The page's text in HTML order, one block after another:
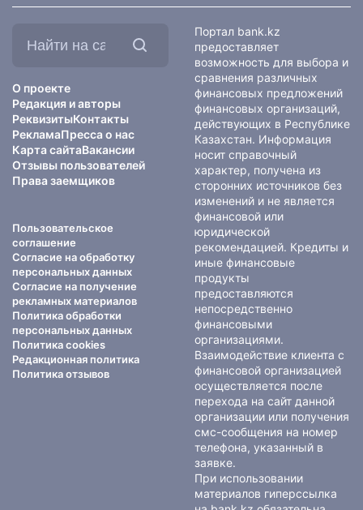
О проекте
Редакция и авторы
РеквизитыКонтакты
РекламаПресса о нас
Карта сайтаВакансии
Отзывы пользователей
Права заемщиков
Пользовательское
соглашение
Согласие на обработку
персональных данных
Согласие на получение
рекламных материалов
Политика обработки
персональных данных
Политика cookies
Редакционная политика
Политика отзывов
Портал bank.kz
предоставляет
возможность для выбора и
сравнения различных
финансовых предложений
финансовых организаций,
действующих в Республике
Казахстан. Информация
носит справочный
характер, получена из
сторонних источников без
изменений и не является
финансовой или
юридической
рекомендацией. Кредиты и
иные финансовые
продукты
предоставляются
непосредственно
финансовыми
организациями.
Взаимодействие клиента с
финансовой организацией
осуществляется после
перехода на сайт данной
организации или получения
смс-сообщения на номер
телефона, указанный в
заявке.
При использовании
материалов гиперссылка